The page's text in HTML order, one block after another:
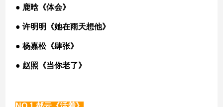
● 鹿晗《体会》
● 许明明《她在雨天想他》
● 杨嘉松《肆张》
● 赵照《当你老了》